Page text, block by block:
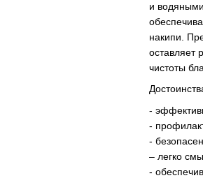
и
накипи.
оставляет
чистоты
-
-
-
– легко
-